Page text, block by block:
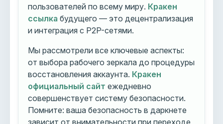
пользователей по всему миру. Кракен
ссылка будущего — это децентрализация
и интеграция с P2P-сетями.
Мы рассмотрели все ключевые аспекты:
от выбора рабочего зеркала до процедуры
восстановления аккаунта. Кракен
официальный сайт ежедневно
совершенствует систему безопасности.
Помните: ваша безопасность в даркнете
зависит от внимательности при переходе